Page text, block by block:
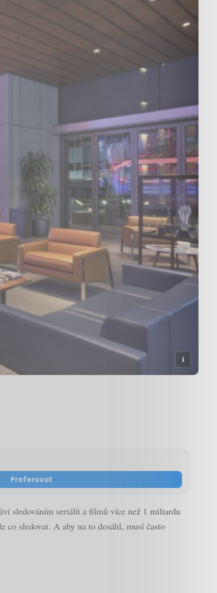
Preferovat
sledováním seriálů a filmů více než 1 miliardu
co sledovat. A aby na to dosáhl, musí často